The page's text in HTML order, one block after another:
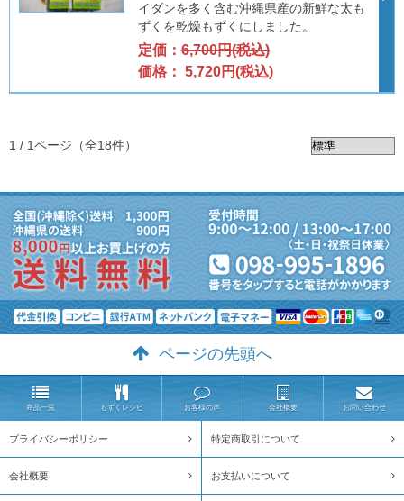
イダンを多く含む沖縄県産の新鮮な太も
ずくを乾燥もずくにしました。
定価：6,700円(税込)
価格： 5,720円(税込)
1 / 1ページ （全18件）
ページの先頭へ
商品一覧 もずくレシピ お客様の声 会社概要 お問い合わせ
プライバシーポリシー 特定商取引について
会社概要 お支払いについて